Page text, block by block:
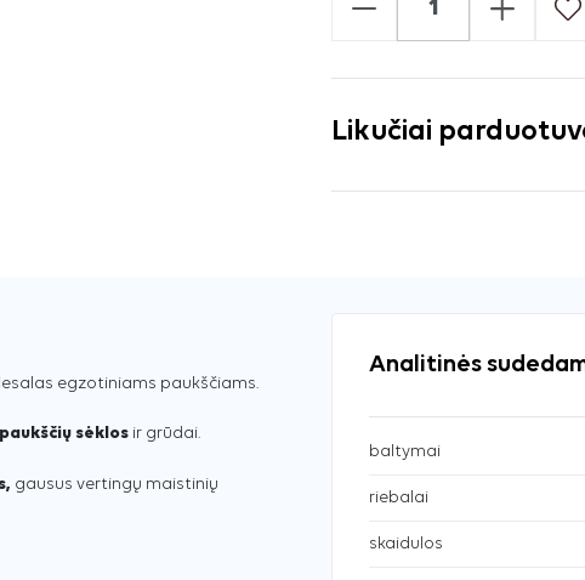
- +
Likučiai
egzotiniams paukščiams.
sėklos ir grūdai.
gausus vertingų maistinių
Analitinės
baltymai
riebalai
skaidulos